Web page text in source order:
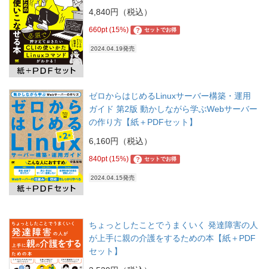
4,840円（税込）
660pt (15%) ? セットでお得
2024.04.19発売
ゼロからはじめるLinuxサーバー構築・運用
ガイド 第2版 動かしながら学ぶWebサーバー
の作り方【紙＋PDFセット】
6,160円（税込）
840pt (15%) ? セットでお得
2024.04.15発売
ちょっとしたことでうまくいく 発達障害の人
が上手に親の介護をするための本【紙＋PDF
セット】